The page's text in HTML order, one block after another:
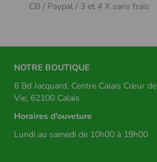
CB / Paypal / 3 et 4 X sans frais
NOTRE BOUTIQUE
6 Bd Jacquard, Centre Calais Cœur de
Vie, 62100 Calais
Horaires d'ouveture
Lundi au samedi de 10h00 à 19h00